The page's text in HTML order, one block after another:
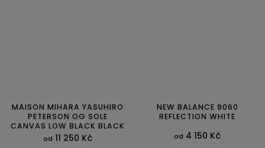
MAISON MIHARA YASUHIRO
PETERSON OG SOLE
CANVAS LOW BLACK BLACK
od 11 250 Kč
NEW BALANCE 9060
REFLECTION WHITE
od 4 150 Kč